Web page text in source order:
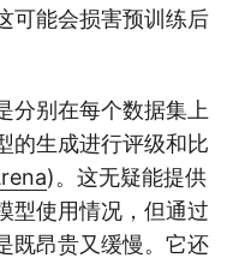
可能会损害预训练后
分别在每个数据集上
的生成进行评级和比
)。这无疑能提供
型使用情况，但通过
既昂贵又缓慢。它还